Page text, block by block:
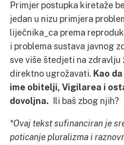
Primjer postupka kiretaže
jedan u nizu primjera
liječnika_ca prema
i problema sustava javnog
sve više štedjeti na zdravlju
direktno ugrožavati. Kao
ime obitelji, Vigilarea i
dovoljna. Ili baš zbog njih?
*Ovaj tekst sufinanciran je
poticanje pluralizma i